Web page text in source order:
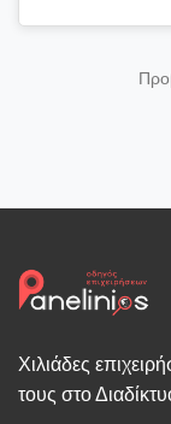
Χιλιάδες
τους στο